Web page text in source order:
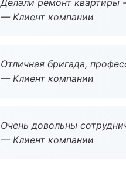
Делали ремонт квартиры
— Клиент компании
Отличная бригада,
— Клиент компании
Очень довольны
— Клиент компании